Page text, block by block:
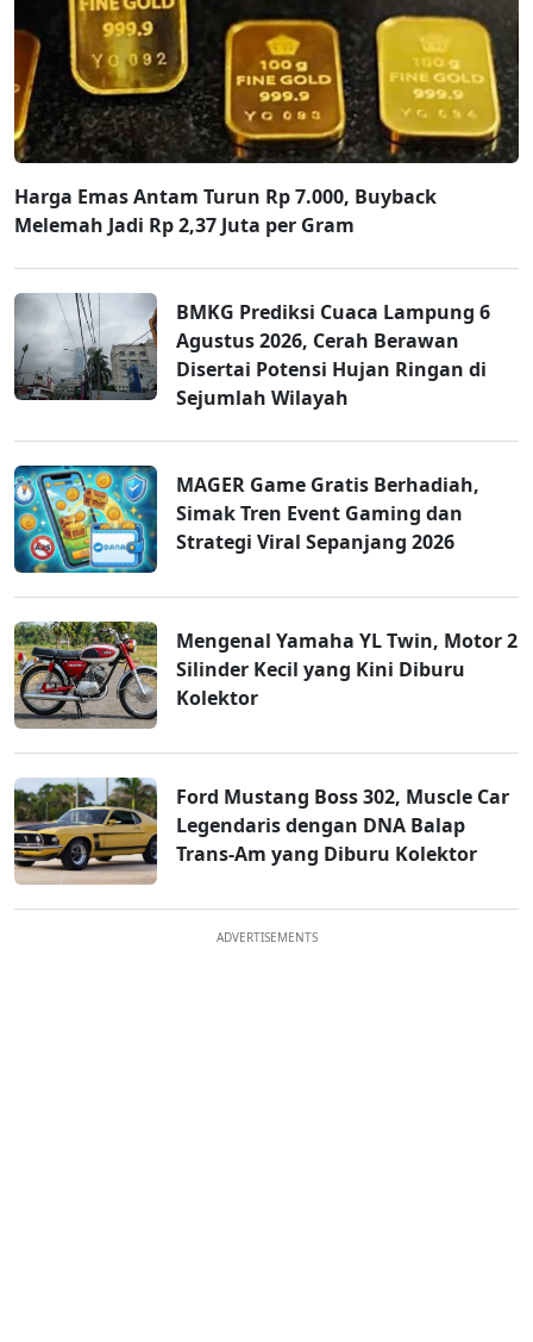
Harga Emas Antam Turun Rp 7.000, Buyback
Melemah Jadi Rp 2,37 Juta per Gram
BMKG Prediksi Cuaca Lampung 6
Agustus 2026, Cerah Berawan
Disertai Potensi Hujan Ringan di
Sejumlah Wilayah
MAGER Game Gratis Berhadiah,
Simak Tren Event Gaming dan
Strategi Viral Sepanjang 2026
Mengenal Yamaha YL Twin, Motor 2
Silinder Kecil yang Kini Diburu
Kolektor
Ford Mustang Boss 302, Muscle Car
Legendaris dengan DNA Balap
Trans-Am yang Diburu Kolektor
ADVERTISEMENTS